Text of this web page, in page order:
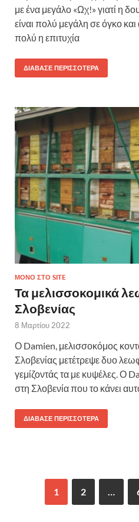
με ένα μεγάλο «Ωχ!» γιατί η
είναι πολύ μεγάλη σε όγκο
πολύ η επιτυχία
ΔΙΆΒΑΣΕ ΠΕΡΙΣΣΌΤΕΡΑ
ΜΌΝΟ ΣΤΟ SITE
Τα μελισσοκομικά
Σλοβενίας
8 Μαρτίου 2022
Ο Damien, μελισσοκόμος
Σλοβενίας μετέτρεψε δυο
γεμίζοντάς τα με κυψέλες. Ο
στη Σλοβενία που το κάνει
ΔΙΆΒΑΣΕ ΠΕΡΙΣΣΌΤΕΡΑ
1 2 …